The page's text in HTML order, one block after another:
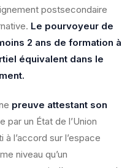
postsecondaire
Le pourvoyeur de
2 ans de formation à
équivalent dans le
preuve attestant son
par un État de l’Union
l’accord sur l’espace
niveau qu’un